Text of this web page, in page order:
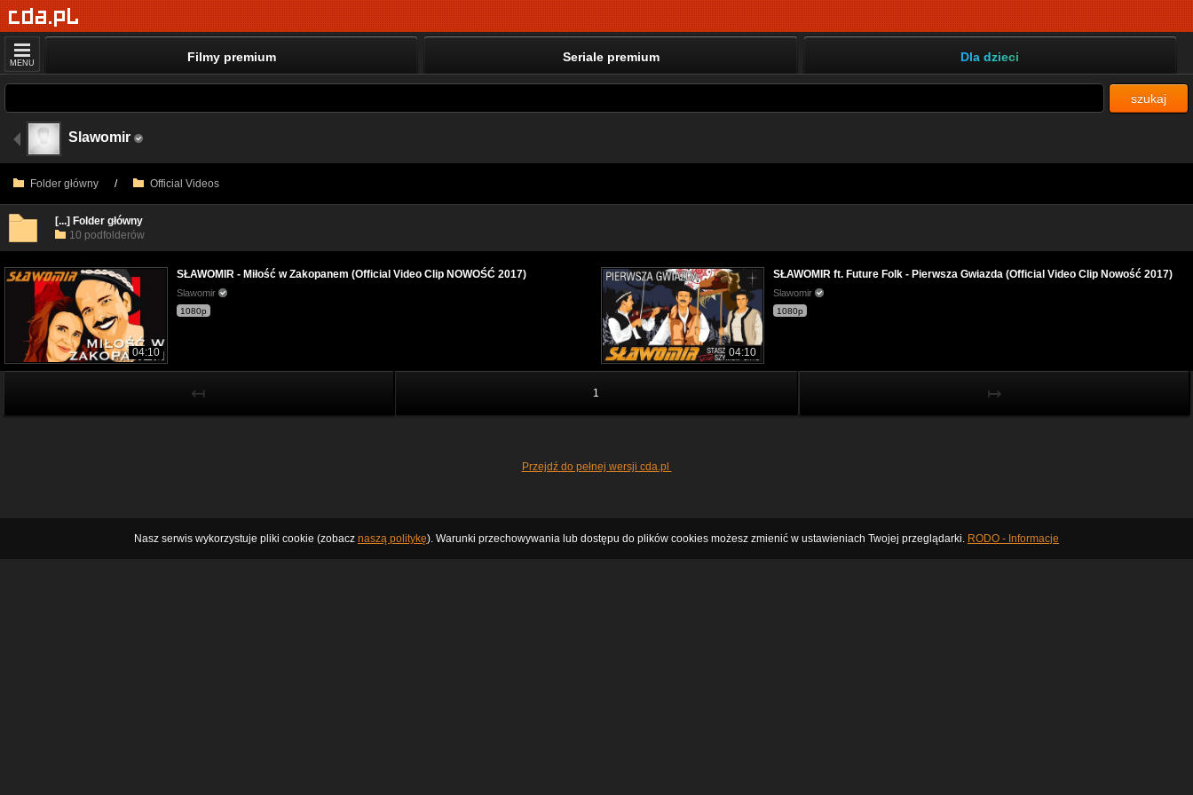
MENU Filmy premium Seriale premium Dla dzieci
szukaj
Slawomir
Folder główny / Official Videos
[...] Folder główny
10 podfolderów
04:10
SŁAWOMIR - Miłość w Zakopanem (Official Video Clip NOWOŚĆ 2017)
Slawomir
1080p
04:10
SŁAWOMIR ft. Future Folk - Pierwsza Gwiazda (Official Video Clip Nowość 2017)
Slawomir
1080p
↤ 1 ↦
Przejdź do pełnej wersji cda.pl
Nasz serwis wykorzystuje pliki cookie (zobacz naszą politykę). Warunki przechowywania lub dostępu do plików cookies możesz zmienić w ustawieniach Twojej przeglądarki. RODO - Informacje